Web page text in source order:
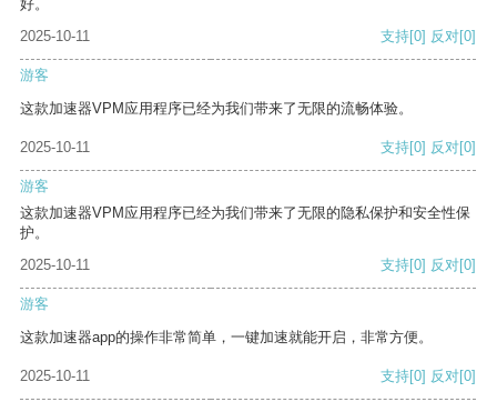
好。
2025-10-11
支持[0] 反对[0]
游客
这款加速器VPM应用程序已经为我们带来了无限的流畅体验。
2025-10-11 支持[0] 反对[0]
游客
这款加速器VPM应用程序已经为我们带来了无限的隐私保护和安全性保
护。
2025-10-11
支持[0] 反对[0]
游客
这款加速器app的操作非常简单，一键加速就能开启，非常方便。
2025-10-11 支持[0] 反对[0]